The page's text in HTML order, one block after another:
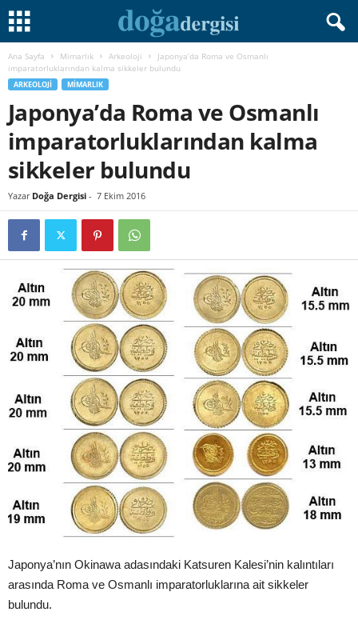
Ana Sayfa Mimarlık Arkeoloji
Japonya’da Roma ve Osmanlı
imparatorluklarından kalma sikkeler bulundu
ARKEOLOJI MIMARLIK
Japonya’da Roma ve Osmanlı
imparatorluklarından kalma
sikkeler bulundu
Yazar Doğa Dergisi - 7 Ekim 2016
Japonya’nın Okinawa adasındaki Katsuren Kalesi’nin kalıntıları
arasında Roma ve Osmanlı imparatorluklarına ait sikkeler
bulundu.